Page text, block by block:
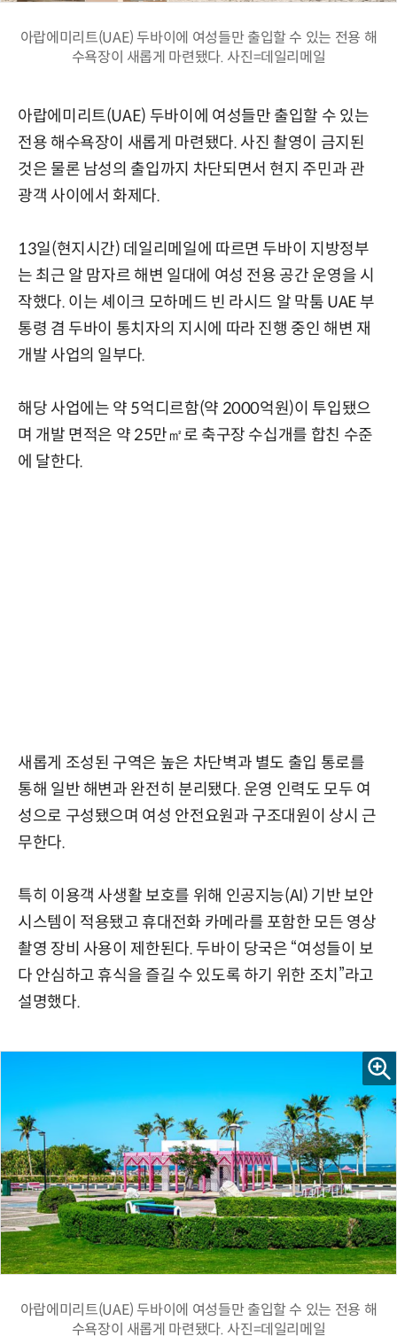
아랍에미리트(UAE) 두바이에 여성들만 출입할 수 있는 전용 해
수욕장이 새롭게 마련됐다. 사진=데일리메일
아랍에미리트(UAE) 두바이에 여성들만 출입할 수 있는
전용 해수욕장이 새롭게 마련됐다. 사진 촬영이 금지된
것은 물론 남성의 출입까지 차단되면서 현지 주민과 관
광객 사이에서 화제다.
13일(현지시간) 데일리메일에 따르면 두바이 지방정부
는 최근 알 맘자르 해변 일대에 여성 전용 공간 운영을 시
작했다. 이는 셰이크 모하메드 빈 라시드 알 막툼 UAE 부
통령 겸 두바이 통치자의 지시에 따라 진행 중인 해변 재
개발 사업의 일부다.
해당 사업에는 약 5억디르함(약 2000억원)이 투입됐으
며 개발 면적은 약 25만㎡로 축구장 수십개를 합친 수준
에 달한다.
새롭게 조성된 구역은 높은 차단벽과 별도 출입 통로를
통해 일반 해변과 완전히 분리됐다. 운영 인력도 모두 여
성으로 구성됐으며 여성 안전요원과 구조대원이 상시 근
무한다.
특히 이용객 사생활 보호를 위해 인공지능(AI) 기반 보안
시스템이 적용됐고 휴대전화 카메라를 포함한 모든 영상
촬영 장비 사용이 제한된다. 두바이 당국은 “여성들이 보
다 안심하고 휴식을 즐길 수 있도록 하기 위한 조치”라고
설명했다.
아랍에미리트(UAE) 두바이에 여성들만 출입할 수 있는 전용 해
수욕장이 새롭게 마련됐다. 사진=데일리메일